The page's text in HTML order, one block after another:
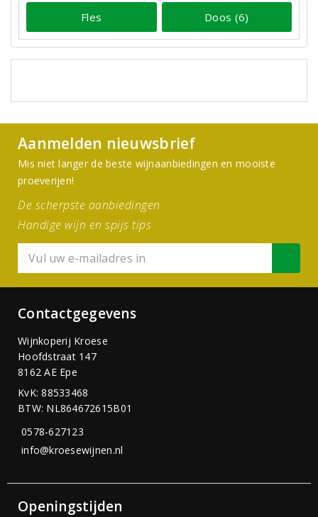
Fles Doos (6)
Aanmelden nieuwsbrief
Mis niet langer de beste wijnaanbiedingen en mooiste
proeverijen!
De scherpste aanbiedingen
Handige wijn en spijs tips
Contactgegevens
Wijnkoperij Kroese
Hoofdstraat 147
8162 AE Epe
KvK: 88533468
BTW: NL864672615B01
0578-627123
info@kroesewijnen.nl
Openingstijden